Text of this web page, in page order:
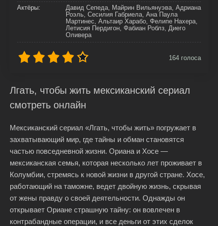
Актёры:
Давид Сепеда, Майрин Вильянуэва, Адриана
Роэль, Сесилия Габриела, Ана Паула
Мартинес, Альтаир Харабо, Фелипе Нахера,
Летисия Пердигон, Фабиан Роблз, Диего
Оливера
164 голоса
Лгать, чтобы жить мексиканский сериал
смотреть онлайн
Мексиканский сериал «Лгать, чтобы жить» погружает в
захватывающий мир, где тайны и обман становятся
частью повседневной жизни. Ориана и Хосе —
мексиканская семья, которая несколько лет проживает в
Колумбии, стремясь к новой жизни в другой стране. Хосе,
работающий на таможне, ведет двойную жизнь, скрывая
от жены правду о своей деятельности. Однажды он
открывает Ориане страшную тайну: он вовлечен в
контрабандные операции, и все деньги от этих сделок